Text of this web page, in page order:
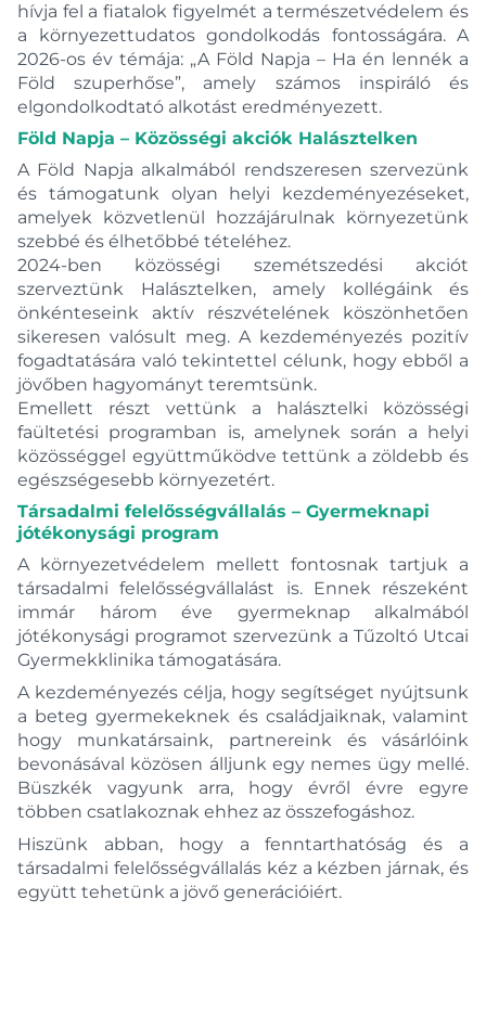
hívja fel a fiatalok figyelmét a természetvédelem és
a környezettudatos gondolkodás fontosságára. A
2026-os év témája: „A Föld Napja – Ha én lennék a
Föld szuperhőse”, amely számos inspiráló és
elgondolkodtató alkotást eredményezett.
Föld Napja – Közösségi akciók Halásztelken
A Föld Napja alkalmából rendszeresen szervezünk
és támogatunk olyan helyi kezdeményezéseket,
amelyek közvetlenül hozzájárulnak környezetünk
szebbé és élhetőbbé tételéhez.
2024-ben közösségi szemétszedési akciót
szerveztünk Halásztelken, amely kollégáink és
önkénteseink aktív részvételének köszönhetően
sikeresen valósult meg. A kezdeményezés pozitív
fogadtatására való tekintettel célunk, hogy ebből a
jövőben hagyományt teremtsünk.
Emellett részt vettünk a halásztelki közösségi
faültetési programban is, amelynek során a helyi
közösséggel együttműködve tettünk a zöldebb és
egészségesebb környezetért.
Társadalmi felelősségvállalás – Gyermeknapi
jótékonysági program
A környezetvédelem mellett fontosnak tartjuk a
társadalmi felelősségvállalást is. Ennek részeként
immár három éve gyermeknap alkalmából
jótékonysági programot szervezünk a Tűzoltó Utcai
Gyermekklinika támogatására.
A kezdeményezés célja, hogy segítséget nyújtsunk
a beteg gyermekeknek és családjaiknak, valamint
hogy munkatársaink, partnereink és vásárlóink
bevonásával közösen álljunk egy nemes ügy mellé.
Büszkék vagyunk arra, hogy évről évre egyre
többen csatlakoznak ehhez az összefogáshoz.
Hiszünk abban, hogy a fenntarthatóság és a
társadalmi felelősségvállalás kéz a kézben járnak, és
együtt tehetünk a jövő generációiért.